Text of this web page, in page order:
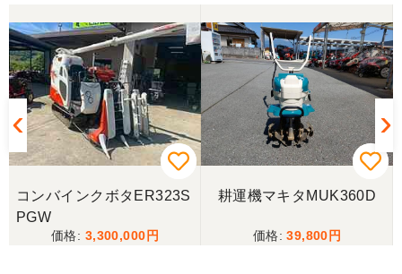
コンバインクボタER323S
PGW
3,300,000
耕運機マキタMUK360D
39,800